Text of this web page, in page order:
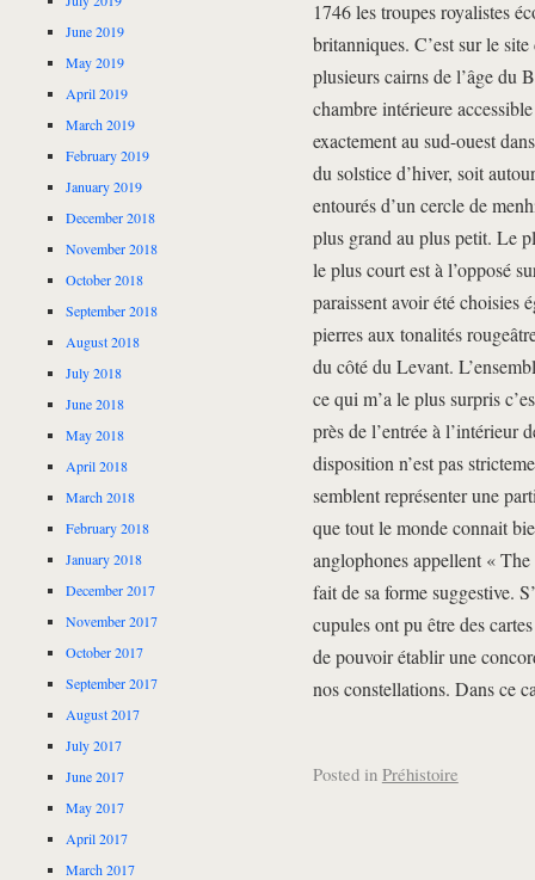
1746 les troupes royalistes
britanniques. C’est sur le
plusieurs cairns de l’âge du
chambre intérieure
exactement au sud-ouest
du solstice d’hiver, soit
entourés d’un cercle de
plus grand au plus petit. Le
le plus court est à l’opposé
paraissent avoir été choisies
pierres aux tonalités
du côté du Levant.
ce qui m’a le plus surpris
près de l’entrée à l’intérieur
disposition n’est pas
semblent représenter une
que tout le monde connait
anglophones appellent «
fait de sa forme suggestive.
cupules ont pu être des
de pouvoir établir une
nos constellations. Dans ce
Posted in Préhistoire
June 2019
May 2019
April 2019
March 2019
February 2019
January 2019
December 2018
November 2018
October 2018
September 2018
August 2018
July 2018
June 2018
May 2018
April 2018
March 2018
February 2018
January 2018
December 2017
November 2017
October 2017
September 2017
August 2017
July 2017
June 2017
May 2017
April 2017
March 2017